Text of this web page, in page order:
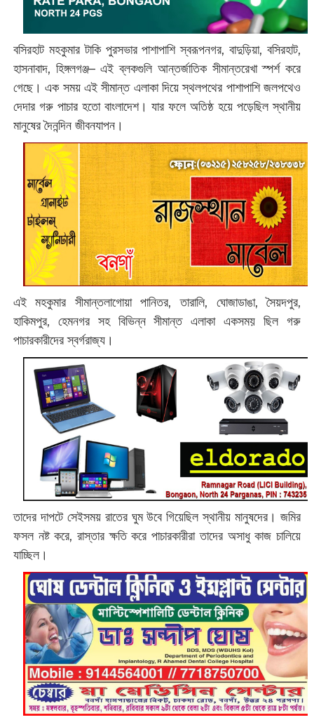
বসিরহাট মহকুমার টাকি পুরসভার পাশাপাশি স্বরূপনগর, বাদুড়িয়া, বসিরহাট,
হাসনাবাদ, হিঙ্গলগঞ্জ– এই ব্লকগুলি আন্তর্জাতিক সীমান্তরেখা স্পর্শ করে
গেছে। এক সময় এই সীমান্ত এলাকা দিয়ে স্থলপথের পাশাপাশি জলপথেও
দেদার গরু পাচার হতো বাংলাদেশ। যার ফলে অতিষ্ঠ হয়ে পড়েছিল স্থানীয়
মানুষের দৈনন্দিন জীবনযাপন।
এই মহকুমার সীমান্তলাগোয়া পানিতর, তারালি, ঘোজাডাঙা, সৈয়দপুর,
হাকিমপুর, হেমনগর সহ বিভিন্ন সীমান্ত এলাকা একসময় ছিল গরু
পাচারকারীদের স্বর্গরাজ্য।
তাদের দাপটে সেইসময় রাতের ঘুম উবে গিয়েছিল স্থানীয় মানুষদের। জমির
ফসল নষ্ট করে, রাস্তার ক্ষতি করে পাচারকারীরা তাদের অসাধু কাজ চালিয়ে
যাচ্ছিল।